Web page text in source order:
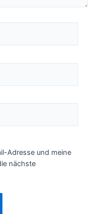
Adresse und meine
nächste